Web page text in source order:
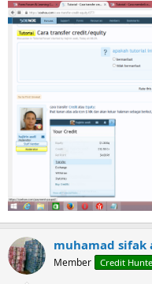
muhamad sifak
Member Credit